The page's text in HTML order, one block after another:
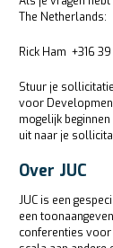
The Netherlands:
Rick Ham +316
Stuur je
voor
mogelijk
uit naar je
Over JUC
JUC is een
een
conferenties